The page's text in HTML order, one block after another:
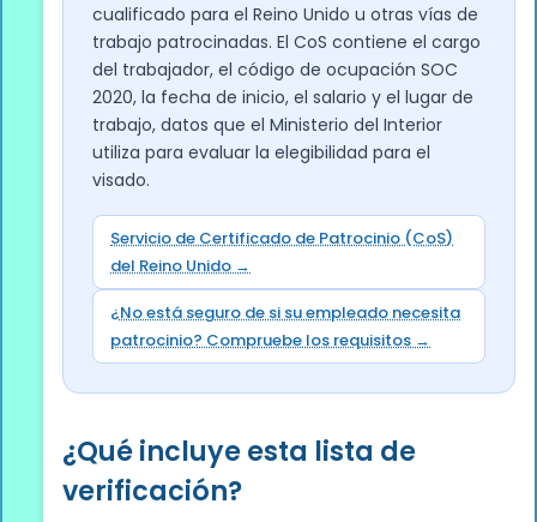
cualificado para el Reino Unido u otras vías de
trabajo patrocinadas. El CoS contiene el cargo
del trabajador, el código de ocupación SOC
2020, la fecha de inicio, el salario y el lugar de
trabajo, datos que el Ministerio del Interior
utiliza para evaluar la elegibilidad para el
visado.
Servicio de Certificado de Patrocinio (CoS)
del Reino Unido →
¿No está seguro de si su empleado necesita
patrocinio? Compruebe los requisitos →
¿Qué incluye esta lista de
verificación?